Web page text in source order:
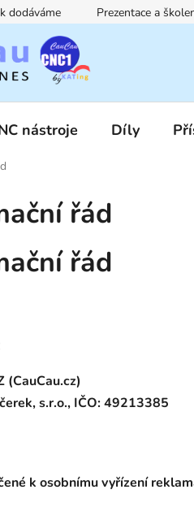
dodáváme Prezentace a
nástroje Díly
řád
řád
(CauCau.cz)
s.r.o., IČO: 49213385
k osobnímu vyřízení